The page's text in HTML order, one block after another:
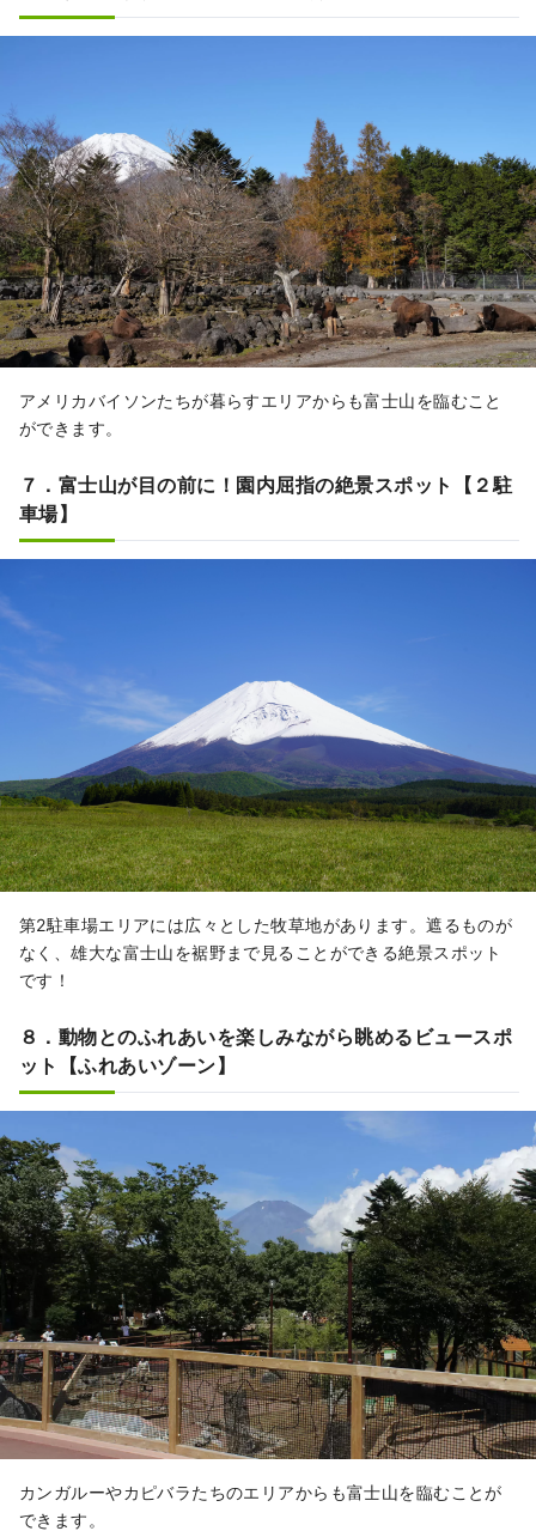
アメリカバイソンたちが暮らすエリアからも富士山を臨むこと
ができます。
７．富士山が目の前に！園内屈指の絶景スポット【２駐
車場】
第2駐車場エリアには広々とした牧草地があります。遮るものが
なく、雄大な富士山を裾野まで見ることができる絶景スポット
です！
８．動物とのふれあいを楽しみながら眺めるビュースポ
ット【ふれあいゾーン】
カンガルーやカピバラたちのエリアからも富士山を臨むことが
できます。